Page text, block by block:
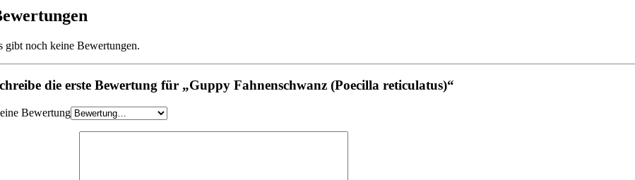
gibt noch keine Bewertungen.
die erste Bewertung für „Guppy Fahnenschwanz (Poecilla reticulatus)“
Bewertung